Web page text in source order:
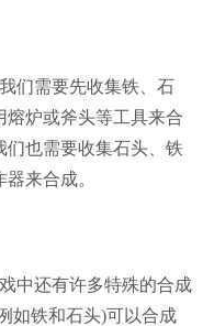
们需要先收集铁、石
熔炉或斧头等工具来合
们也需要收集石头、铁
来合成。
中还有许多特殊的合成
如铁和石头)可以合成